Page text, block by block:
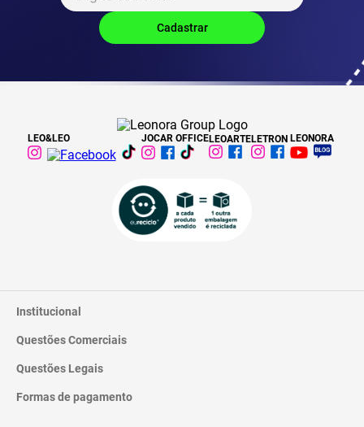
LEO&LEO JOCAR OFFICELEOARTELETRON LEONORA
Institucional
Catálogo
Quem Somos
Questões Comerciais
Trocas e Devoluções
Entrega
Questões Legais
Termos de Uso
Formas de pagamento